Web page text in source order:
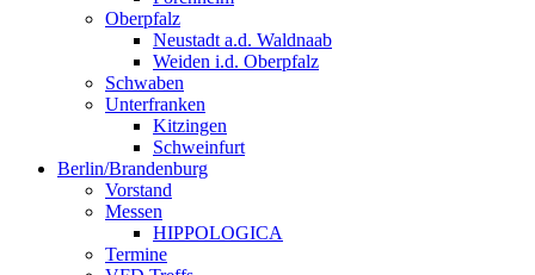
Oberpfalz
Neustadt a.d. Waldnaab
Weiden i.d. Oberpfalz
Schwaben
Unterfranken
Kitzingen
Schweinfurt
Berlin/Brandenburg
Vorstand
Messen
HIPPOLOGICA
Termine